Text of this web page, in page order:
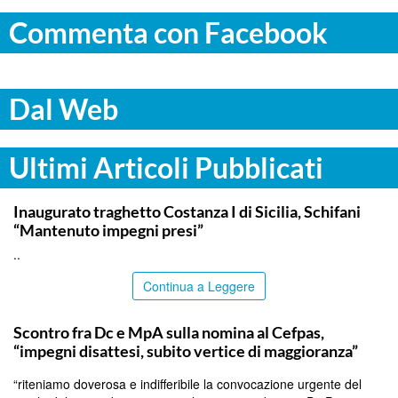
Commenta con Facebook
Dal Web
Ultimi Articoli Pubblicati
ITALPRESS
Inaugurato traghetto Costanza I di Sicilia, Schifani
“Mantenuto impegni presi”
..
Continua a Leggere
Scontro fra Dc e MpA sulla nomina al Cefpas,
“impegni disattesi, subito vertice di maggioranza”
“riteniamo doverosa e indifferibile la convocazione urgente del